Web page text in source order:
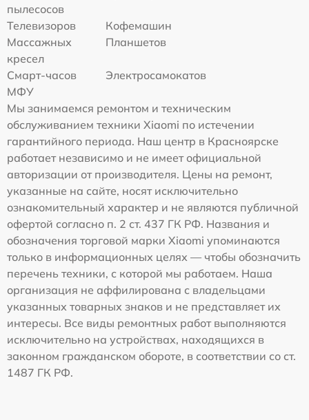
пылесосов
Телевизоров
Кофемашин
Массажных
кресел
Планшетов
Смарт-часов
Электросамокатов
МФУ
Мы занимаемся ремонтом и техническим
обслуживанием техники Xiaomi по истечении
гарантийного периода. Наш центр в Красноярске
работает независимо и не имеет официальной
авторизации от производителя. Цены на ремонт,
указанные на сайте, носят исключительно
ознакомительный характер и не являются публичной
офертой согласно п. 2 ст. 437 ГК РФ. Названия и
обозначения торговой марки Xiaomi упоминаются
только в информационных целях — чтобы обозначить
перечень техники, с которой мы работаем. Наша
организация не аффилирована с владельцами
указанных товарных знаков и не представляет их
интересы. Все виды ремонтных работ выполняются
исключительно на устройствах, находящихся в
законном гражданском обороте, в соответствии со ст.
1487 ГК РФ.